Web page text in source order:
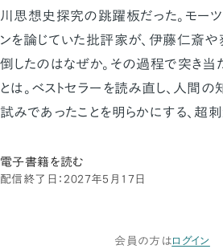
川思想史探究の跳躍板だった。モーツ
ンを論じていた批評家が、伊藤仁斎
倒したのはなぜか。その過程で突き当
とは。ベストセラーを読み直し、人間
試みであったことを明らかにする、超
電子書籍を読む
配信終了日：2027年5月17日
会員の方はログイン